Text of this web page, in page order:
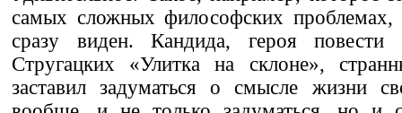
самых сложных философских
сразу виден. Кандида, героя
Стругацких «Улитка на склоне»,
заставил задуматься о смысле жизни